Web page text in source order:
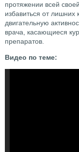
протяжении всей
избавиться от
двигательную
врача, касающиеся
препаратов.
Видео по теме: